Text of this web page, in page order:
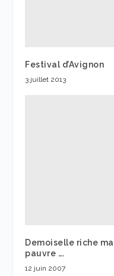
Festival d’Avignon
3 juillet 2013
Demoiselle riche
pauvre ….
12 juin 2007